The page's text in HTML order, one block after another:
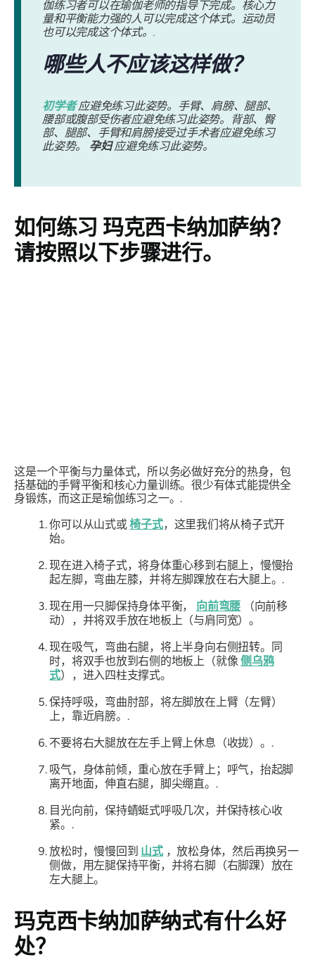
伽练习者可以在瑜伽老师的指导下完成。核心力
量和平衡能力强的人可以完成这个体式。运动员
也可以完成这个体式。.
哪些人不应该这样做？
初学者应避免练习此姿势。手臂、肩膀、腿部、
腰部或腹部受伤者应避免练习此姿势。背部、臀
部、腿部、手臂和肩膀接受过手术者应避免练习
此姿势。 孕妇应避免练习此姿势。
如何练习 玛克西卡纳加萨纳？
请按照以下步骤进行。
这是一个平衡与力量体式，所以务必做好充分的热身，包
括基础的手臂平衡和核心力量训练。很少有体式能提供全
身锻炼，而这正是瑜伽练习之一。.
你可以从山式或椅子式，这里我们将从椅子式开
始。
现在进入椅子式，将身体重心移到右腿上，慢慢抬
起左脚，弯曲左膝，并将左脚踝放在右大腿上。.
现在用一只脚保持身体平衡， 向前弯腰 （向前移
动），并将双手放在地板上（与肩同宽）。
现在吸气，弯曲右腿，将上半身向右侧扭转。同
时，将双手也放到右侧的地板上（就像侧乌鸦
式），进入四柱支撑式。
保持呼吸，弯曲肘部，将左脚放在上臂（左臂）
上，靠近肩膀。.
不要将右大腿放在左手上臂上休息（收拢）。.
吸气，身体前倾，重心放在手臂上；呼气，抬起脚
离开地面，伸直右腿，脚尖绷直。.
目光向前，保持蜻蜓式呼吸几次，并保持核心收
紧。.
放松时，慢慢回到 山式，放松身体，然后再换另一
侧做，用左腿保持平衡，并将右脚（右脚踝）放在
左大腿上。
玛克西卡纳加萨纳式有什么好
处？